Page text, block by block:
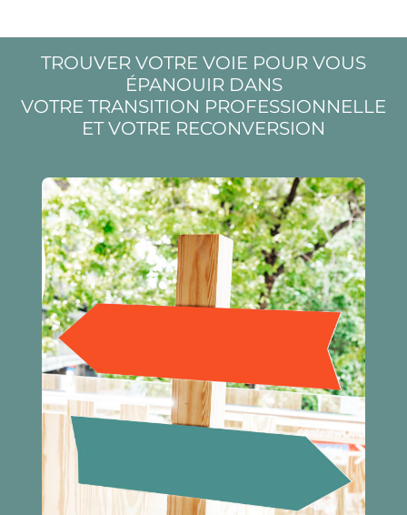
TROUVER VOTRE VOIE POUR VOUS
ÉPANOUIR DANS
VOTRE TRANSITION PROFESSIONNELLE
ET VOTRE RECONVERSION